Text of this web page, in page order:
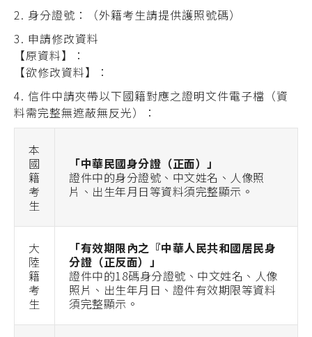
身分證號：（外籍考生請提供護照號碼）
申請修改資料
【原資料】：
【欲修改資料】：
信件中請夾帶以下國籍對應之證明文件電子檔（資
料需完整無遮蔽無反光）：
本
國
籍
考
生
「中華民國身分證（正面）」
證件中的身分證號、中文姓名、人像照
片、出生年月日等資料須完整顯示。
大
陸
籍
考
生
「有效期限內之『中華人民共和國居民身
分證（正反面）」
證件中的18碼身分證號、中文姓名、人像
照片、出生年月日、證件有效期限等資料
須完整顯示。